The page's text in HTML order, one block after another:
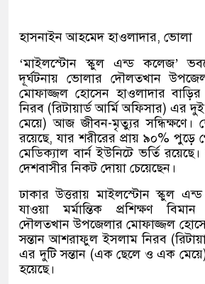
হাসনাইন আহমেদ হাওলাদার, ভোলা
‘মাইলস্টোন স্কুল এন্ড কলেজ’
দূর্ঘটনায় ভোলার দৌলতখান
মোফাজ্জল হোসেন হাওলাদার
নিরব (রিটায়ার্ড আর্মি অফিসার) এর
মেয়ে) আজ জীবন-মৃত্যুর সন্ধিক্ষণে।
রয়েছে, যার শরীরের প্রায় ৯০% পুড়ে
মেডিক্যাল বার্ন ইউনিটে ভর্তি
দেশবাসীর নিকট দোয়া চেয়েছেন।
ঢাকার উত্তরায় মাইলস্টোন স্কুল
যাওয়া মর্মান্তিক প্রশিক্ষণ
দৌলতখান উপজেলার মোফাজ্জল
সন্তান আশরাফুল ইসলাম নিরব
এর দুটি সন্তান (এক ছেলে ও এক
হয়েছে।